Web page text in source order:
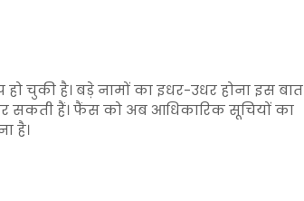
चुकी है। बड़े नामों का इधर-उधर होना इस बात
हैं। फैंस को अब आधिकारिक सूचियों का
है।